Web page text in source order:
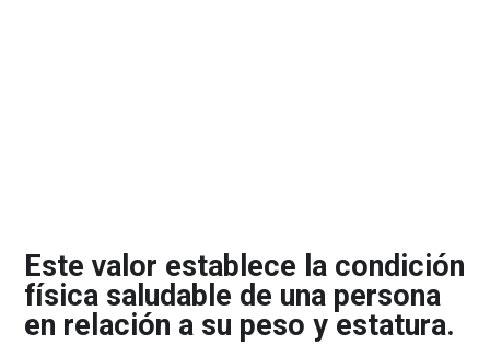
Este valor establece la condición
física saludable de una persona
en relación a su peso y estatura.